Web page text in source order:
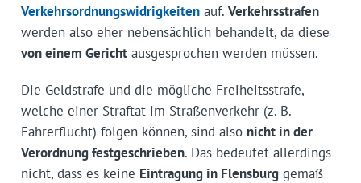
Verkehrsordnungswidrigkeitenauf. Verkehrsstrafen
werden also eher nebensächlich behandelt, da diese
von einem Gerichtausgesprochen werden müssen.
Die Geldstrafe und die mögliche Freiheitsstrafe,
welche einer Straftat im Straßenverkehr (z. B.
Fahrerflucht) folgen können, sind also nicht in der
Verordnung festgeschrieben. Das bedeutet allerdings
nicht, dass es keine Eintragung in Flensburggemäß